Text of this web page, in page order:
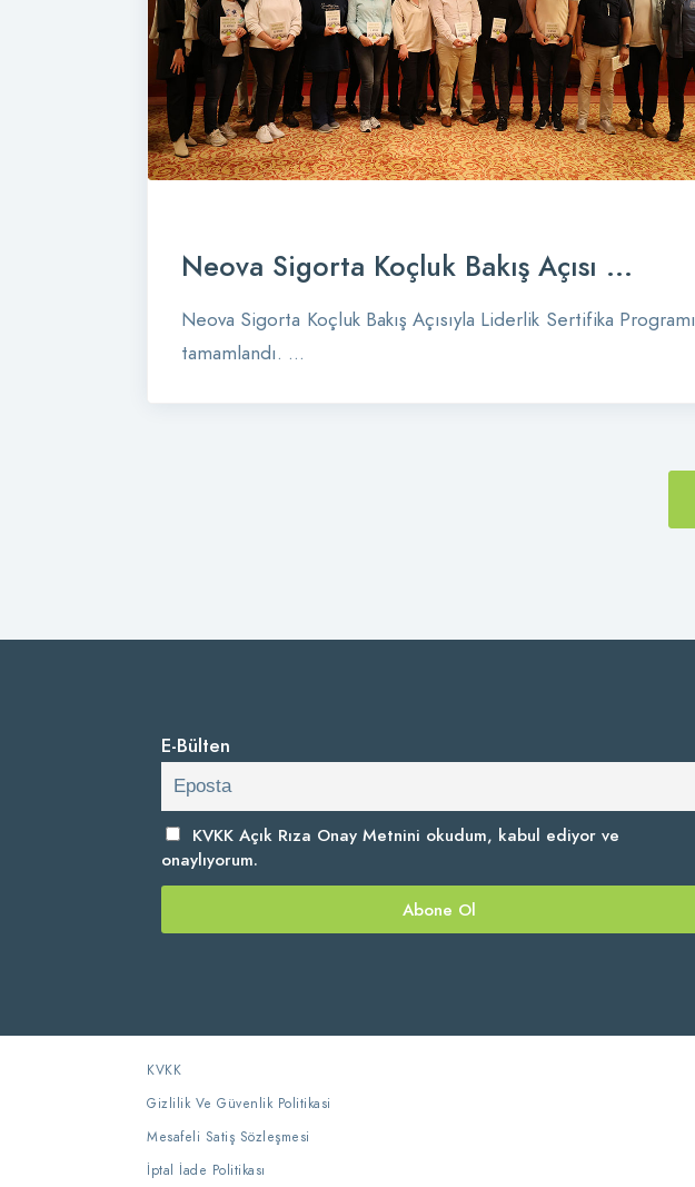
Neova Sigorta Koçluk Bakış Açısı ...
Neova Sigorta Koçluk Bakış Açısıyla Liderlik Sertifika Programı
tamamlandı. ...
E-Bülten
KVKK Açık Rıza Onay Metnini okudum, kabul ediyor ve
onaylıyorum.
KVKK
Gizlilik Ve Güvenlik Politikasi
Mesafeli Satiş Sözleşmesi
İptal İade Politikası